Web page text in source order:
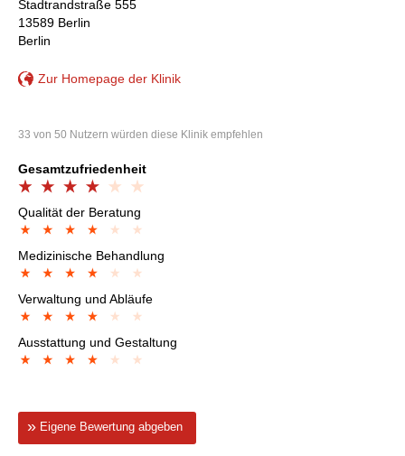
Stadtrandstraße 555
13589 Berlin
Berlin
Zur Homepage der Klinik
33 von 50 Nutzern würden diese Klinik empfehlen
Gesamtzufriedenheit
Qualität der Beratung
Medizinische Behandlung
Verwaltung und Abläufe
Ausstattung und Gestaltung
Eigene Bewertung abgeben